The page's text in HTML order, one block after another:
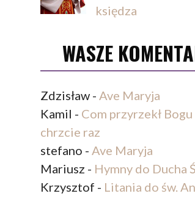
księdza
WASZE
Zdzisław- Ave Maryja
Kamil - Com przyrzekł
chrzcie raz
stefano - Ave Maryja
Mariusz - Hymny do Ducha
Krzysztof - Litania do św.